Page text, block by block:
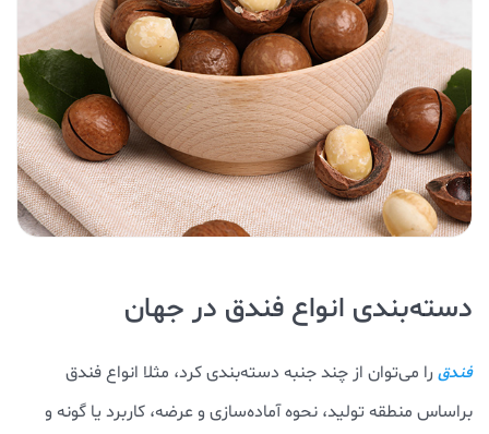
دسته‌بندی انواع فندق در جهان
فندق را می‌توان از چند جنبه دسته‌بندی کرد، مثلا انواع فندق
براساس منطقه تولید، نحوه آماده‌سازی و عرضه، کاربرد یا گونه و